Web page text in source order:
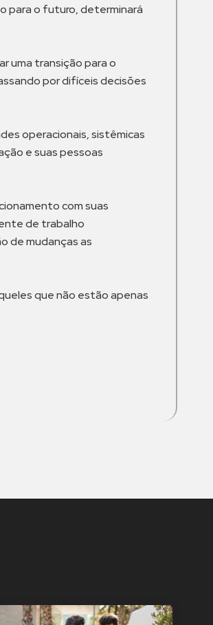
para o futuro, determinará
uma transição para o
por difíceis decisões
operacionais, sistêmicas
e suas pessoas
com suas
de trabalho
de mudanças as
que não estão apenas